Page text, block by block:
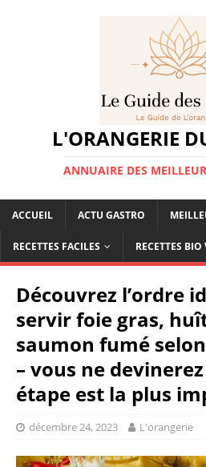
L'ORANGERIE
ANNUAIRE DES
ACCUEIL ACTU GASTRO
RECETTES FACILES RECETTES
Découvrez l’ordre
servir foie gras,
saumon fumé
– vous ne
étape est la plus
décembre 24, 2023 L'orangerie